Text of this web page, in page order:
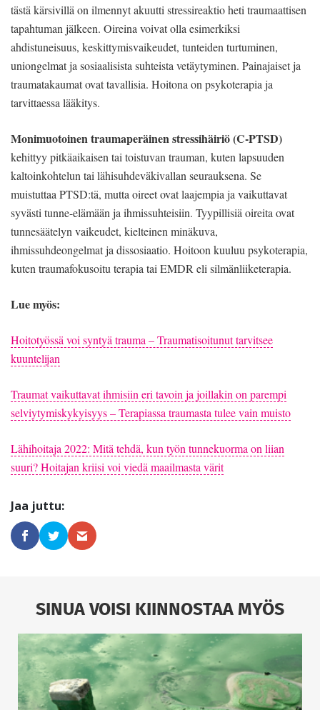
tästä kärsivillä on ilmennyt akuutti stressireaktio heti traumaattisen
tapahtuman jälkeen. Oireina voivat olla esimerkiksi
ahdistuneisuus, keskittymisvaikeudet, tunteiden turtuminen,
uniongelmat ja sosiaalisista suhteista vetäytyminen. Painajaiset ja
traumatakaumat ovat tavallisia. Hoitona on psykoterapia ja
tarvittaessa lääkitys.
Monimuotoinen traumaperäinen stressihäiriö (C-PTSD)
kehittyy pitkäaikaisen tai toistuvan trauman, kuten lapsuuden
kaltoinkohtelun tai lähisuhdeväkivallan seurauksena. Se
muistuttaa PTSD:tä, mutta oireet ovat laajempia ja vaikuttavat
syvästi tunne-elämään ja ihmissuhteisiin. Tyypillisiä oireita ovat
tunnesäätelyn vaikeudet, kielteinen minäkuva,
ihmissuhdeongelmat ja dissosiaatio. Hoitoon kuuluu psykoterapia,
kuten traumafokusoitu terapia tai EMDR eli silmänliiketerapia.
Lue myös:
Hoitotyössä voi syntyä trauma – Traumatisoitunut tarvitsee
kuuntelijan
Traumat vaikuttavat ihmisiin eri tavoin ja joillakin on parempi
selviytymiskykyisyys – Terapiassa traumasta tulee vain muisto
Lähihoitaja 2022: Mitä tehdä, kun työn tunnekuorma on liian
suuri? Hoitajan kriisi voi viedä maailmasta värit
SINUA VOISI KIINNOSTAA MYÖS